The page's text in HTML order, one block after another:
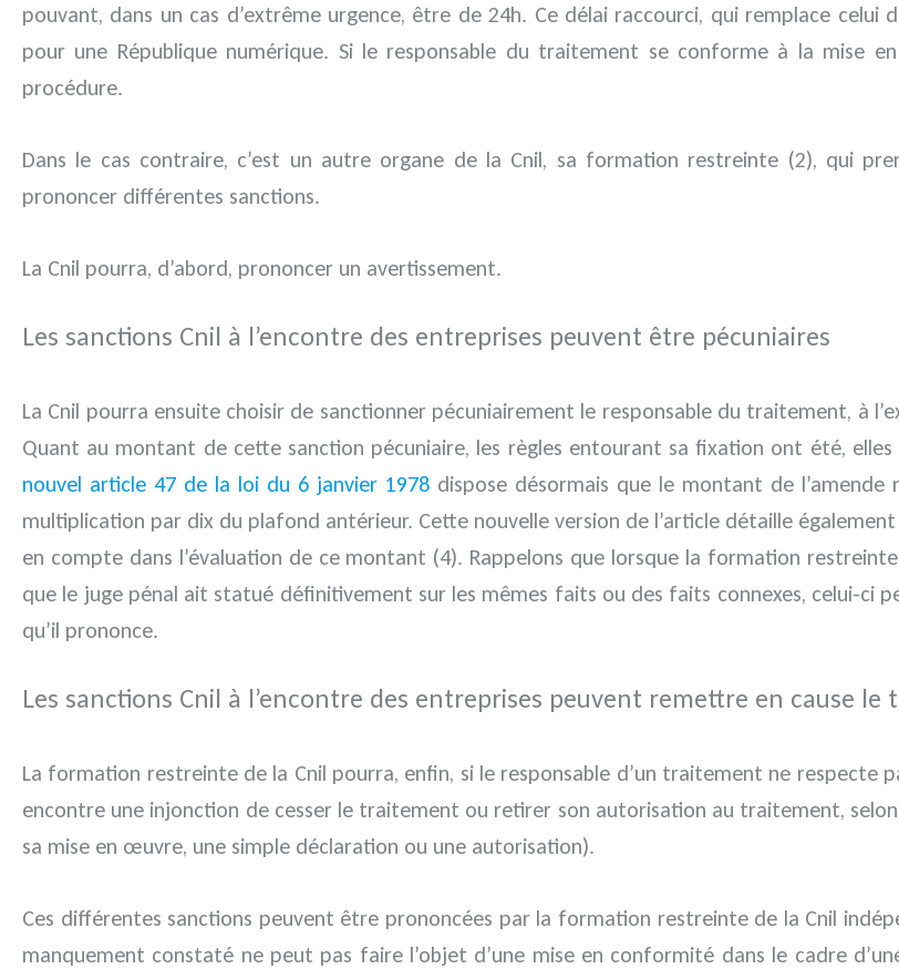
pouvant, dans un cas d’extrême urgence, être de 24h. Ce délai raccourci, qui remplace
pour une République numérique. Si le responsable du traitement se conforme à la mise
procédure.
Dans le cas contraire, c’est un autre organe de la Cnil, sa formation restreinte (2), qui
prononcer différentes sanctions.
La Cnil pourra, d’abord, prononcer un avertissement.
Les sanctions Cnil à l’encontre des entreprises peuvent être pécuniaires
La Cnil pourra ensuite choisir de sanctionner pécuniairement le responsable du traitement, à
Quant au montant de cette sanction pécuniaire, les règles entourant sa fixation ont été,
nouvel article 47 de la loi du 6 janvier 1978 dispose désormais que le montant de
multiplication par dix du plafond antérieur. Cette nouvelle version de l’article détaille
en compte dans l’évaluation de ce montant (4). Rappelons que lorsque la formation
que le juge pénal ait statué définitivement sur les mêmes faits ou des faits connexes, celui-ci
qu’il prononce.
Les sanctions Cnil à l’encontre des entreprises peuvent remettre en cause le
La formation restreinte de la Cnil pourra, enfin, si le responsable d’un traitement ne respecte
encontre une injonction de cesser le traitement ou retirer son autorisation au traitement,
sa mise en œuvre, une simple déclaration ou une autorisation).
Ces différentes sanctions peuvent être prononcées par la formation restreinte de la Cnil
manquement constaté ne peut pas faire l’objet d’une mise en conformité dans le cadre